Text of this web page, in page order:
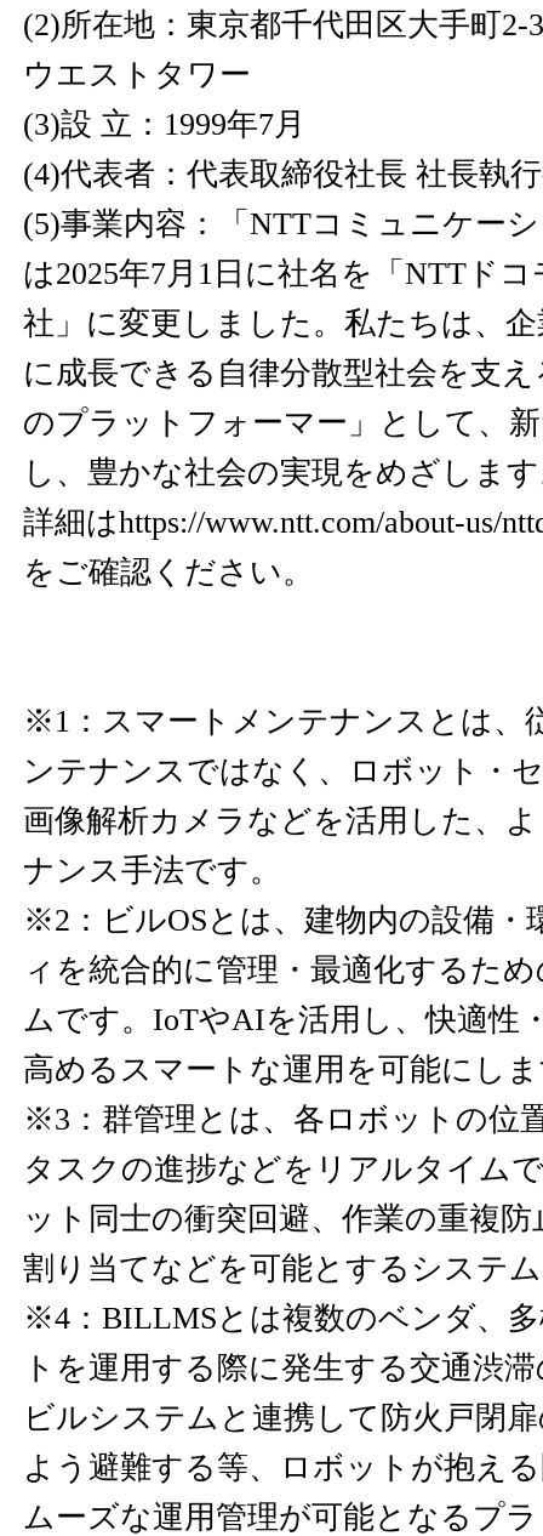
(2)所在地：東京都千代田区大手町
ウエストタワー
(3)設 立：1999年7月
(4)代表者：代表取締役社長 社長執
(5)事業内容：「NTTコミュニケー
は2025年7月1日に社名を「NTTド
社」に変更しました。私たちは、
に成長できる自律分散型社会を支
のプラットフォーマー」として、
し、豊かな社会の実現をめざしま
詳細はhttps://www.ntt.com/about-us/
をご確認ください。
※1：スマートメンテナンスとは、
ンテナンスではなく、ロボット・
画像解析カメラなどを活用した、
ナンス手法です。
※2：ビルOSとは、建物内の設備・
ィを統合的に管理・最適化するた
ムです。IoTやAIを活用し、快適性
高めるスマートな運用を可能にし
※3：群管理とは、各ロボットの位
タスクの進捗などをリアルタイム
ット同士の衝突回避、作業の重複
割り当てなどを可能とするシステ
※4：BILLMSとは複数のベンダ、
トを運用する際に発生する交通渋
ビルシステムと連携して防火戸閉
よう避難する等、ロボットが抱え
ムーズな運用管理が可能となるプ